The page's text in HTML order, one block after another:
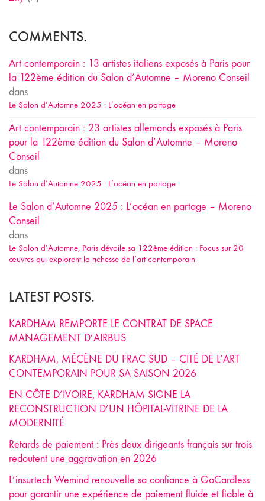
COMMENTS.
Art contemporain : 13 artistes italiens exposés à Paris pour
la 122ème édition du Salon d’Automne – Moreno Conseil
dans
Le Salon d’Automne 2025 : L’océan en partage
Art contemporain : 23 artistes allemands exposés à Paris
pour la 122ème édition du Salon d’Automne – Moreno
Conseil
dans
Le Salon d’Automne 2025 : L’océan en partage
Le Salon d’Automne 2025 : L’océan en partage – Moreno
Conseil
dans
Le Salon d’Automne, Paris dévoile sa 122ème édition : Focus sur 20
œuvres qui explorent la richesse de l’art contemporain
LATEST POSTS.
KARDHAM REMPORTE LE CONTRAT DE SPACE
MANAGEMENT D’AIRBUS
KARDHAM, MÉCÈNE DU FRAC SUD – CITÉ DE L’ART
CONTEMPORAIN POUR SA SAISON 2026
EN CÔTE D’IVOIRE, KARDHAM SIGNE LA
RECONSTRUCTION D’UN HÔPITAL-VITRINE DE LA
MODERNITÉ
Retards de paiement : Près deux dirigeants français sur trois
redoutent une aggravation en 2026
L’insurtech Wemind renouvelle sa confiance à GoCardless
pour garantir une expérience de paiement fluide et fiable à